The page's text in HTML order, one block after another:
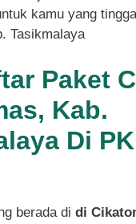
kamu yang
Tasikmalaya
Paket
Kab.
Di
berada di di